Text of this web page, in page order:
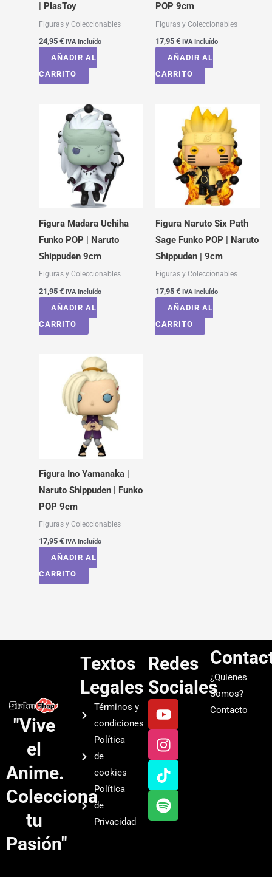
| PlasToy
Figuras y Coleccionables
24,95 € IVA Incluído
AÑADIR AL
CARRITO
POP 9cm
Figuras y Coleccionables
17,95 € IVA Incluído
AÑADIR AL
CARRITO
Figura Madara Uchiha
Funko POP | Naruto
Shippuden 9cm
Figuras y Coleccionables
21,95 € IVA Incluído
AÑADIR AL
CARRITO
Figura Naruto Six Path
Sage Funko POP | Naruto
Shippuden | 9cm
Figuras y Coleccionables
17,95 € IVA Incluído
AÑADIR AL
CARRITO
Figura Ino Yamanaka |
Naruto Shippuden | Funko
POP 9cm
Figuras y Coleccionables
17,95 € IVA Incluído
AÑADIR AL
CARRITO
"Vive
el
Anime.
Colecciona
tu
Pasión"
Textos
Legales
Términos y
condiciones
Política
de
cookies
Política
de
Privacidad
Redes
Sociales
Y
o
u
t
u
b
e
I
n
s
t
a
g
r
a
T
i
k
t
o
k
S
p
o
t
i
f
y
¿Quienes
Somos?
Contacto